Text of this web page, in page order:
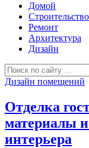
Домой
Строительство
Ремонт
Архитектура
Дизайн
Дизайн помещений
Отделка
материалы
интерьера